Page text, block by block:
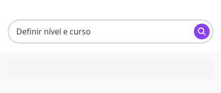
Definir nível e curso